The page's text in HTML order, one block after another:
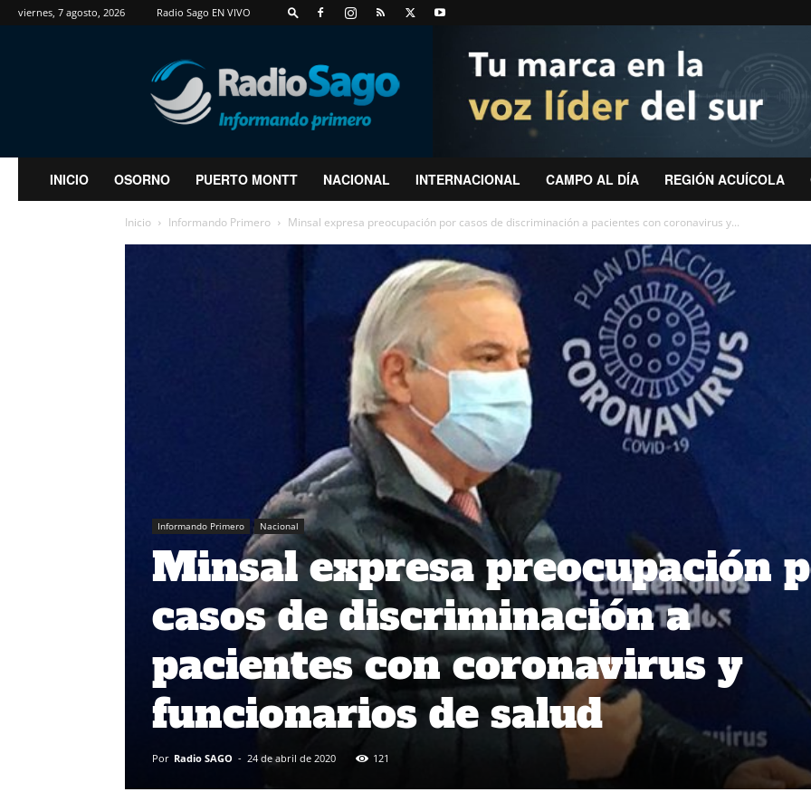
viernes, 7 agosto, 2026 Radio Sago EN VIVO
RadioSago
INICIO OSORNO PUERTO MONTT NACIONAL INTERNACIONAL CAMPO AL DÍA REGIÓN ACUÍCOLA
Inicio Informando Primero Minsal expresa preocupación por casos de discriminación a pacientes con coronavirus y...
Informando Primero Nacional
Minsal expresa preocupación
casos de discriminación a
pacientes con coronavirus y
funcionarios de salud
Por Radio SAGO - 24 de abril de 2020 121